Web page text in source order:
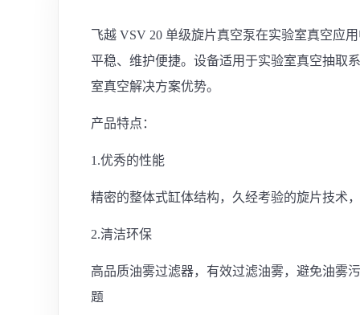
飞越 VSV 20 单级旋片真空泵在实验室真空应
平稳、维护便捷。设备适用于实验室真空抽取
室真空解决方案优势。
产品特点：
1.优秀的性能
精密的整体式缸体结构，久经考验的旋片技术
2.清洁环保
高品质油雾过滤器，有效过滤油雾，避免油雾
题